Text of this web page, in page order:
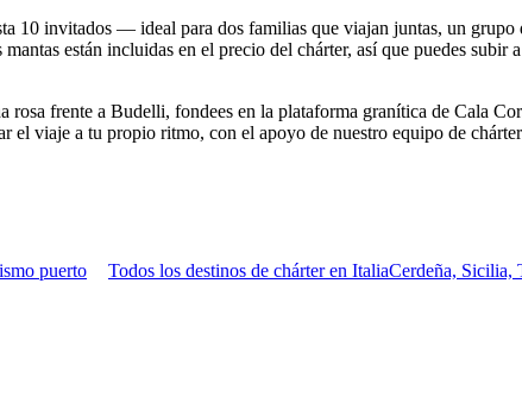
10 invitados — ideal para dos familias que viajan juntas, un
están incluidas en el precio del chárter, así que puedes
frente a Budelli, fondees en la plataforma granítica de Cala
viaje a tu propio ritmo, con el apoyo de nuestro equipo de
puerto Todos los destinos de chárter en ItaliaCerdeña, Sicilia,